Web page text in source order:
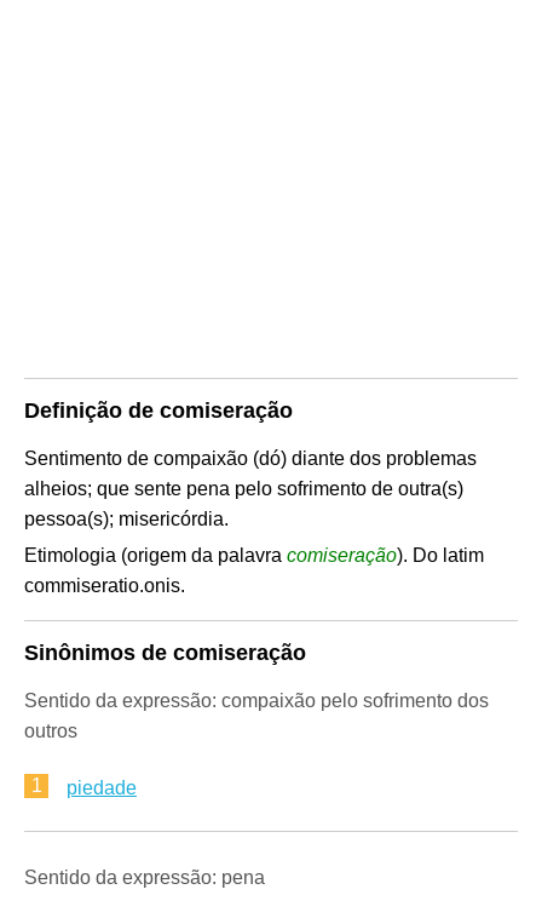
Definição de comiseração
Sentimento de compaixão (dó) diante dos problemas
alheios; que sente pena pelo sofrimento de outra(s)
pessoa(s); misericórdia.
Etimologia (origem da palavra comiseração). Do latim
commiseratio.onis.
Sinônimos de comiseração
Sentido da expressão: compaixão pelo sofrimento dos
outros
1 piedade
Sentido da expressão: pena